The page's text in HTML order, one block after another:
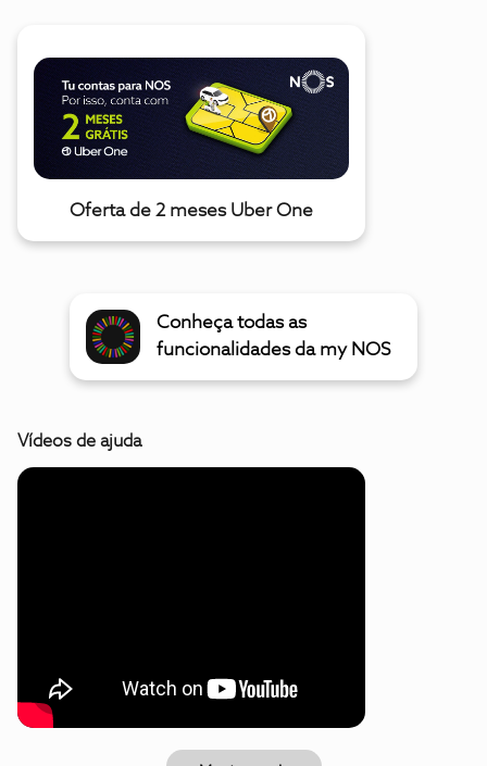
Oferta de 2 meses Uber One
Conheça todas as
funcionalidades da my NOS
Vídeos de ajuda